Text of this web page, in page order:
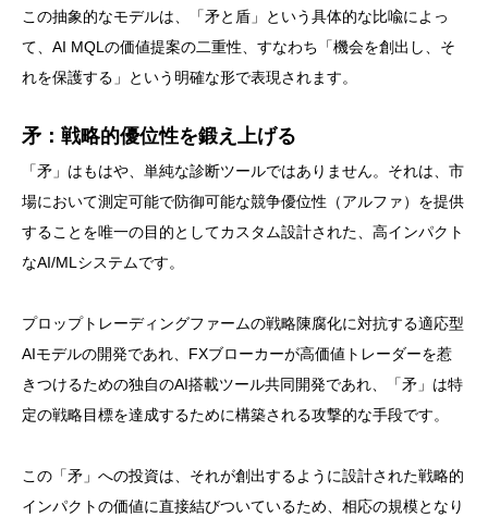
この抽象的なモデルは、「矛と盾」という具体的な比喩によっ
て、AI MQLの価値提案の二重性、すなわち「機会を創出し、そ
れを保護する」という明確な形で表現されます。
矛：戦略的優位性を鍛え上げる
「矛」はもはや、単純な診断ツールではありません。それは、市
場において測定可能で防御可能な競争優位性（アルファ）を提供
することを唯一の目的としてカスタム設計された、高インパクト
なAI/MLシステムです。
プロップトレーディングファームの戦略陳腐化に対抗する適応型
AIモデルの開発であれ、FXブローカーが高価値トレーダーを惹
きつけるための独自のAI搭載ツール共同開発であれ、「矛」は特
定の戦略目標を達成するために構築される攻撃的な手段です。
この「矛」への投資は、それが創出するように設計された戦略的
インパクトの価値に直接結びついているため、相応の規模となり